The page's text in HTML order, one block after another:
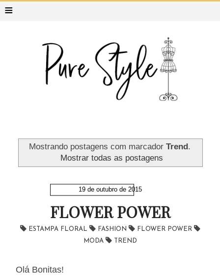
≡
Mostrando postagens com marcadorTrend .
Mostrar todas as postagens
19 de outubro de 2015
FLOWER POWER
ESTAMPA FLORAL FASHION
FLOWER POWER
MODA
TREND
Olá Bonitas!